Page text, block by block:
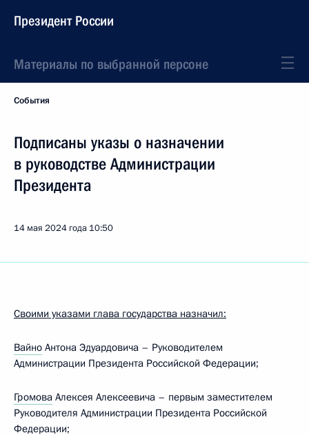
Президент России
Материалы по выбранной персоне
События
Подписаны указы о назначении
в руководстве Администрации
Президента
14 мая 2024 года 10:50
Своими указами глава государства назначил:
Вайно Антона Эдуардовича – Руководителем
Администрации Президента Российской Федерации;
Громова Алексея Алексеевича – первым заместителем
Руководителя Администрации Президента Российской
Федерации;